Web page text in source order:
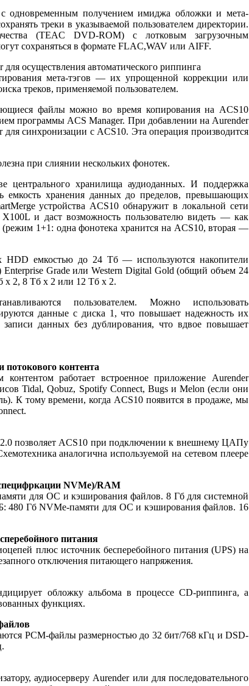
получением имиджа обложки и мета-
треки в указываемой пользователем директории.
(TEAC DVD-ROM) с лотковым загрузочным
сохраняться в формате FLAC,WAV или AIFF.
осуществления автоматического риппинга
мета-тэгов — их упрощенной коррекции или
треков, применяемой пользователем.
файлы можно во время копирования на ACS10
программы ACS Manager. При добавлении на Aurender
синхронизации с ACS10. Эта операция производится
при слиянии нескольких фонотек.
центрального хранилища аудиоданных. И поддержка
емкость хранения данных до пределов, превышающих
устройства ACS10 обнаружит в локальной сети
и даст возможность пользователю видеть — как
1+1: одна фонотека хранится на ACS10, вторая —
HDD емкостью до 24 Тб — используются накопители
Grade или Western Digital Gold (общий объем 24
x 2, 8 Тб x 2 или 12 Тб x 2.
пользователем. Можно использовать
данные с диска 1, что повышает надежность их
данных без дублирования, что вдвое повышает
контента
работает встроенное приложение Aurender
Tidal, Qobuz, Spotify Connect, Bugs и Melon (если они
К тому времени, когда ACS10 появится в продаже, мы
позволяет ACS10 при подключении к внешнему ЦАПу
аналогична используемой на сетевом плеере
NVMe)/RAM
для ОС и кэширования файлов. 8 Гб для системной
480 Гб NVMe-памяти для ОС и кэширования файлов. 16
питания
плюс источник бесперебойного питания (UPS) на
отключения питающего напряжения.
обложку альбома в процессе CD-риппинга, а
функциях.
PCM-файлы размерностью до 32 бит/768 кГц и DSD-
аудиосерверу Aurender или для последовательного